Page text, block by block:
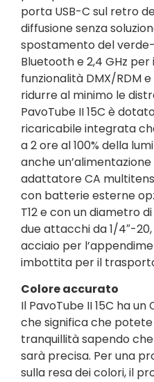
porta USB-C sul retro
diffusione senza
spostamento del
Bluetooth e 2,4 GHz
funzionalità DMX/RDM
ridurre al minimo le
PavoTube II 15C è
ricaricabile integrata
a 2 ore al 100% della
anche
adattatore CA
con batterie esterne
T12 e con un diametro
due attacchi da 1/4″-
acciaio per
imbottita per il
Colore accurato
Il PavoTube II 15C ha un
che significa che
tranquillità sapendo
sarà precisa. Per una
sulla resa dei colori, il